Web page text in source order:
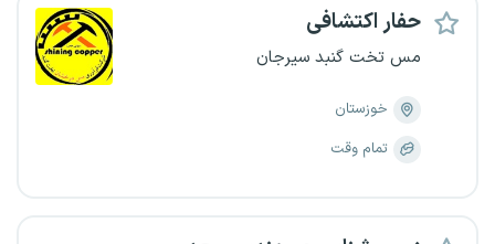
حفار اکتشافی
مس تخت گنبد سیرجان
خوزستان
تمام وقت